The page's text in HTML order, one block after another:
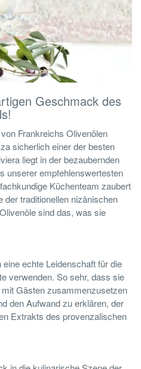
Geschmack des
Frankreichs Olivenölen
sicherlich einer der besten
liegt in der bezaubernden
unserer empfehlenswertesten
Küchenteam zaubert
der traditionellen nizänischen
sind das, was sie
echte Leidenschaft für die
verwenden. So sehr, dass sie
Gästen zusammenzusetzen
den Aufwand zu erklären, der
Extrakts des provenzalischen